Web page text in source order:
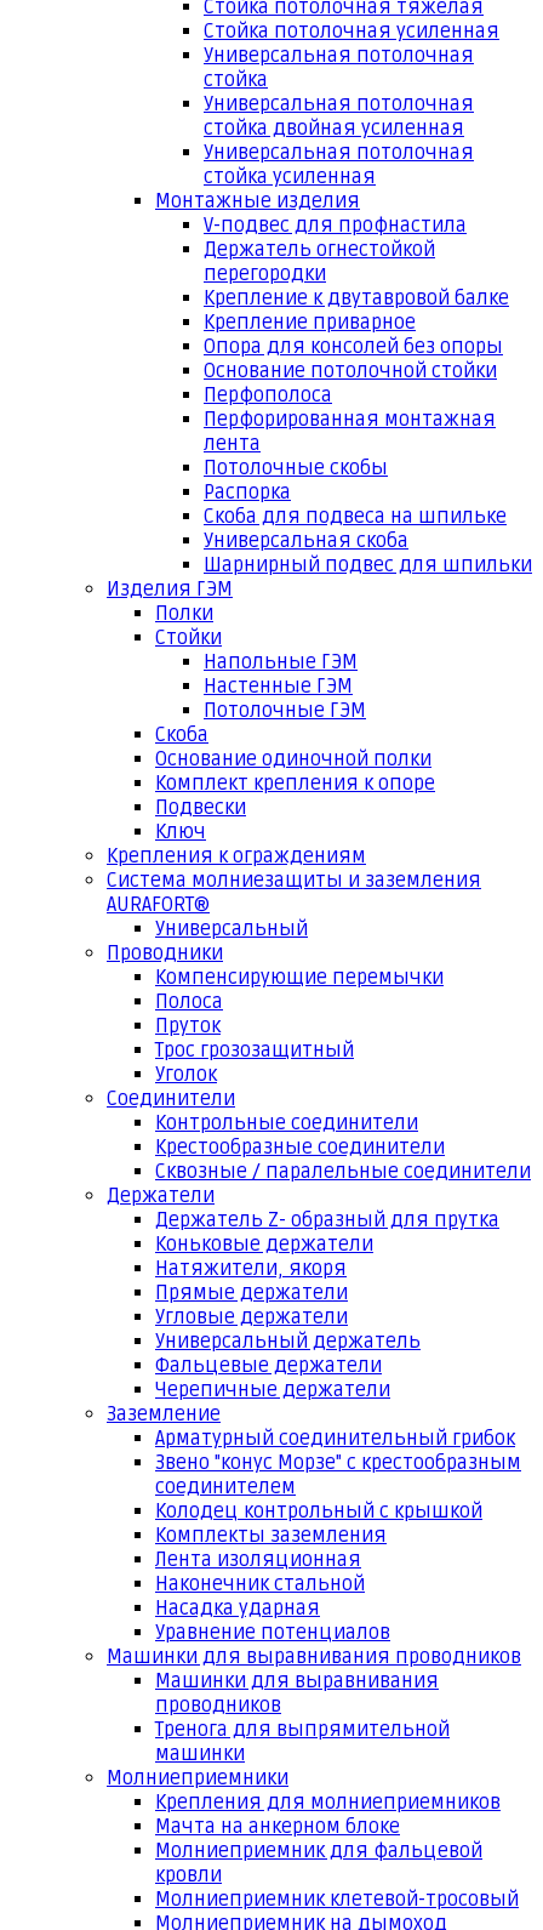
Стойка потолочная тяжелая
Стойка потолочная усиленная
Универсальная потолочная
стойка
Универсальная потолочная
стойка двойная усиленная
Универсальная потолочная
стойка усиленная
Монтажные изделия
V-подвес для профнастила
Держатель огнестойкой
перегородки
Крепление к двутавровой балке
Крепление приварное
Опора для консолей без опоры
Основание потолочной стойки
Перфополоса
Перфорированная монтажная
лента
Потолочные скобы
Распорка
Скоба для подвеса на шпильке
Универсальная скоба
Шарнирный подвес для шпильки
Изделия ГЭМ
Полки
Стойки
Напольные ГЭМ
Настенные ГЭМ
Потолочные ГЭМ
Скоба
Основание одиночной полки
Комплект крепления к опоре
Подвески
Ключ
Крепления к ограждениям
Система молниезащиты и заземления
AURAFORT®
Универсальный
Проводники
Компенсирующие перемычки
Полоса
Пруток
Трос грозозащитный
Уголок
Соединители
Контрольные соединители
Крестообразные соединители
Сквозные / паралельные соединители
Держатели
Держатель Z- образный для прутка
Коньковые держатели
Натяжители, якоря
Прямые держатели
Угловые держатели
Универсальный держатель
Фальцевые держатели
Черепичные держатели
Заземление
Арматурный соединительный грибок
Звено "конус Морзе" с крестообразным
соединителем
Колодец контрольный с крышкой
Комплекты заземления
Лента изоляционная
Наконечник стальной
Насадка ударная
Уравнение потенциалов
Машинки для выравнивания проводников
Машинки для выравнивания
проводников
Тренога для выпрямительной
машинки
Молниеприемники
Крепления для молниеприемников
Мачта на анкерном блоке
Молниеприемник для фальцевой
кровли
Молниеприемник клетевой-тросовый
Молниеприемник на дымоход